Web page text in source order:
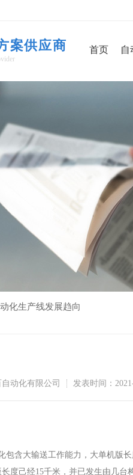
案供应商 首页 自
化生产线发展趋向
动化有限公司 发表时间：
包含大输送工作能力，大单机版
度己经15千米，并已发生由几